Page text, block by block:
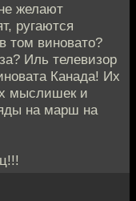
желают
ругаются
том виновато?
Иль телевизор
Канада! Их
мыслишек и
на марш на